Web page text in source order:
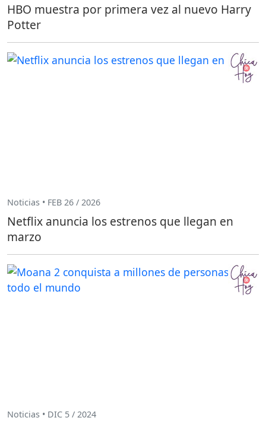
HBO muestra por primera vez al nuevo Harry
Potter
Noticias • FEB 26 / 2026
Netflix anuncia los estrenos que llegan en
marzo
Noticias • DIC 5 / 2024